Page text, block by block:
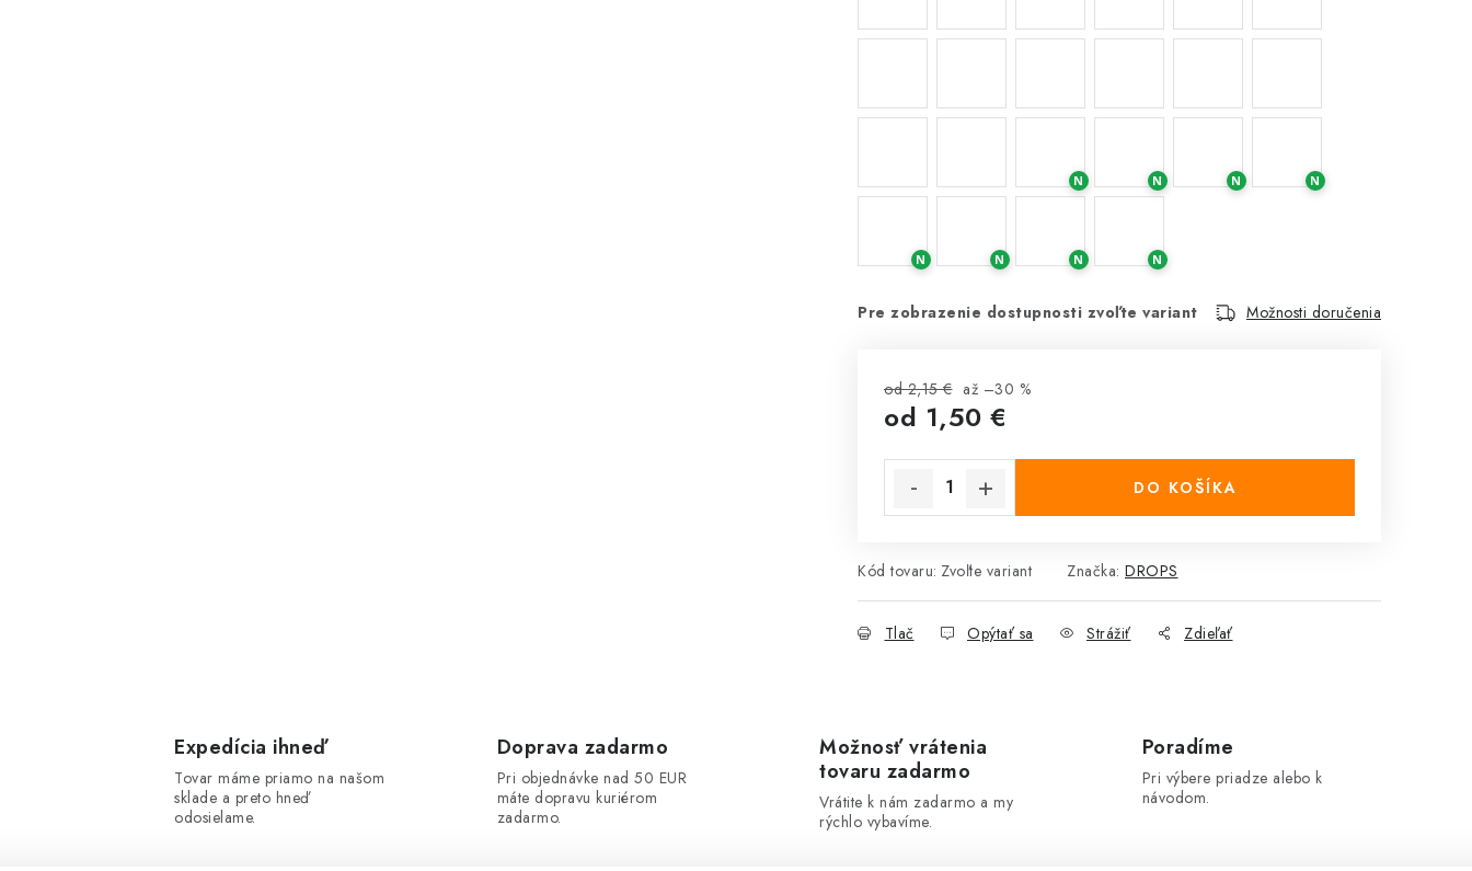
N N N N
N N N N
Pre zobrazenie dostupnosti zvoľte variant Možnosti doručenia
od 2,15 € až –30 %
od 1,50 €
DO KOŠÍKA
Kód tovaru: Zvoľte variant Značka: DROPS
Tlač Opýtať sa Strážiť Zdieľať
Expedícia ihneď
Tovar máme priamo na našom
sklade a preto hneď
odosielame.
Doprava zadarmo
Pri objednávke nad 50 EUR
máte dopravu kuriérom
zadarmo.
Možnosť vrátenia
tovaru zadarmo
Vrátite k nám zadarmo a my
rýchlo vybavíme.
Poradíme
Pri výbere priadze alebo k
návodom.